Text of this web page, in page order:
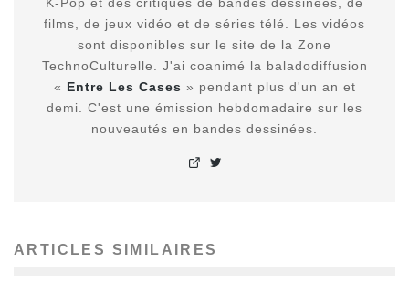
films, de jeux vidéo et de séries télé. Les vidéos
sont disponibles sur le site de la Zone
TechnoCulturelle. J'ai coanimé la baladodiffusion
« Entre Les Cases » pendant plus d'un an et
demi. C'est une émission hebdomadaire sur les
nouveautés en bandes dessinées.
ARTICLES SIMILAIRES